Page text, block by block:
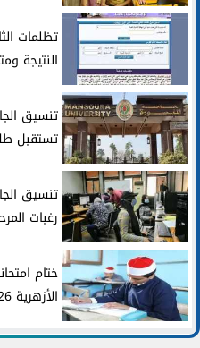
النتيجة
تستقبل
رغبات
ختام
الأزهرية 2026.....